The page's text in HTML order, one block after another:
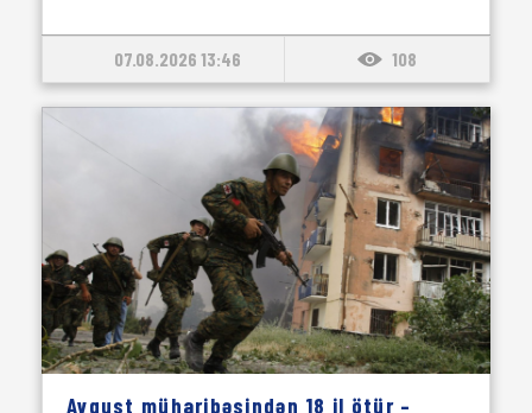
07.08.2026 13:46 108
Avqust müharibəsindən 18 il ötür –